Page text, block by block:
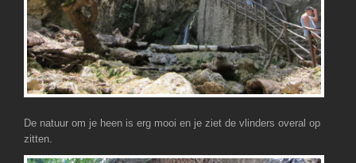
De natuur om je heen is erg mooi en je ziet de vlinders overal op
zitten.